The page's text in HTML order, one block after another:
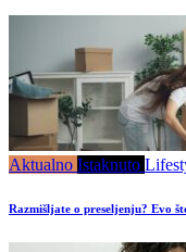
Aktualno Istaknuto
Razmišljate o preseljenju? Evo